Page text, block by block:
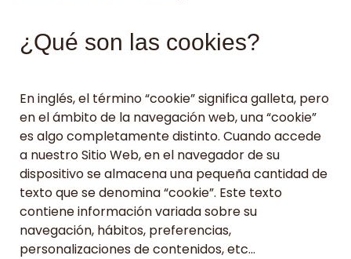
¿Qué son las cookies?
En inglés, el término “cookie” significa galleta, pero
en el ámbito de la navegación web, una “cookie”
es algo completamente distinto. Cuando accede
a nuestro Sitio Web, en el navegador de su
dispositivo se almacena una pequeña cantidad de
texto que se denomina “cookie”. Este texto
contiene información variada sobre su
navegación, hábitos, preferencias,
personalizaciones de contenidos, etc…